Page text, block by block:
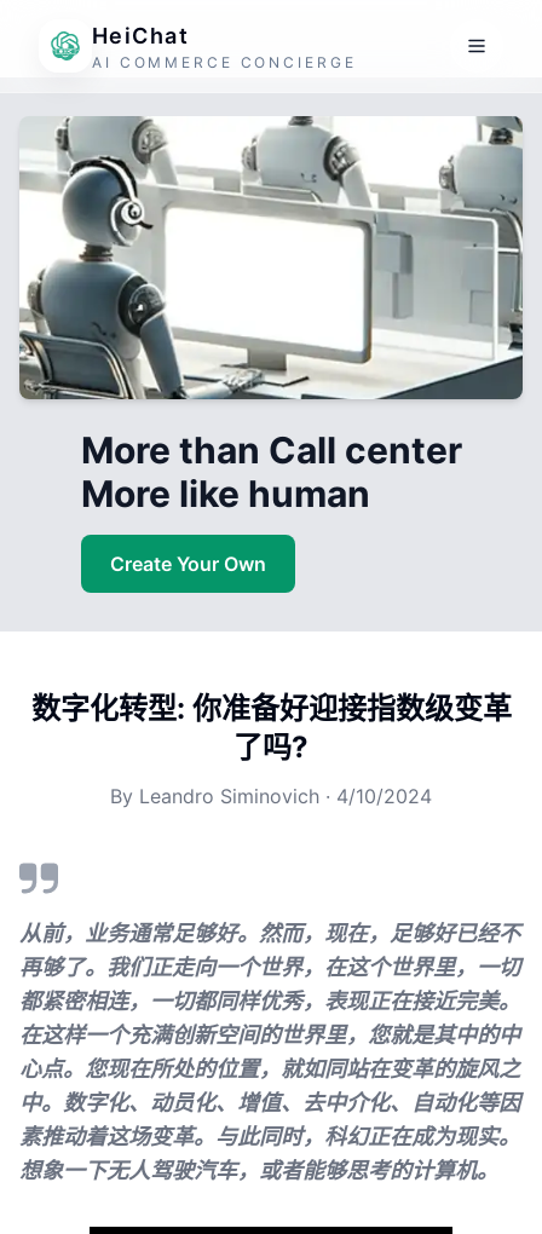
HeiChat
AI COMMERCE CONCIERGE
More than Call center
More like human
Create Your Own
数字化转型: 你准备好迎接指数级变革
了吗?
By Leandro Siminovich · 4/10/2024
从前，业务通常足够好。然而，现在，足够好已经不
再够了。我们正走向一个世界，在这个世界里，一切
都紧密相连，一切都同样优秀，表现正在接近完美。
在这样一个充满创新空间的世界里，您就是其中的中
心点。您现在所处的位置，就如同站在变革的旋风之
中。数字化、动员化、增值、去中介化、自动化等因
素推动着这场变革。与此同时，科幻正在成为现实。
想象一下无人驾驶汽车，或者能够思考的计算机。